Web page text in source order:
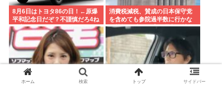
8月6日はトヨタ86の日！←原爆
平和記念日だぞ？不謹慎だろ4ね
や車カス
消費税減税、賛成の日本保守党
を含めても参院過半数に行かな
い模様 野党は一斉に批判し神谷
「天下の愚策」 おや、チみ？
ホーム 検索 トップ サイドバー